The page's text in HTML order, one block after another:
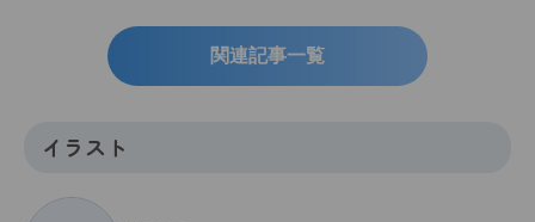
関連記事一覧
イラスト